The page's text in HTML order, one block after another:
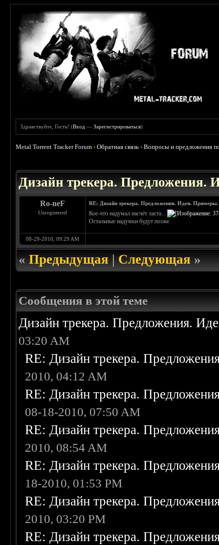
Здравствуйте, Гость! (Вход —Зарегистрироваться)
Metal Torrent Tracker Forum ›Обратная связь ›Вопросы и предложения
Дизайн трекера. Предложения.
Ro-neF
Unregistered
RE: Дизайн трекера. Предложения. Идеи. Примеры.
Кое-что надумал насчёт ласта...
Остальные надумки будут позже.
08-29-2010, 09:29 AM
«Предыдущая|Следующая»
Сообщения в этой теме
Дизайн трекера. Предложения.
03:20 AM
RE: Дизайн трекера.
2010, 04:12 AM
RE: Дизайн трекера.
08-18-2010, 07:50 AM
RE: Дизайн трекера.
2010, 08:54 AM
RE: Дизайн трекера.
18-2010, 01:53 PM
RE: Дизайн трекера.
2010, 03:20 PM
RE: Дизайн трекера.